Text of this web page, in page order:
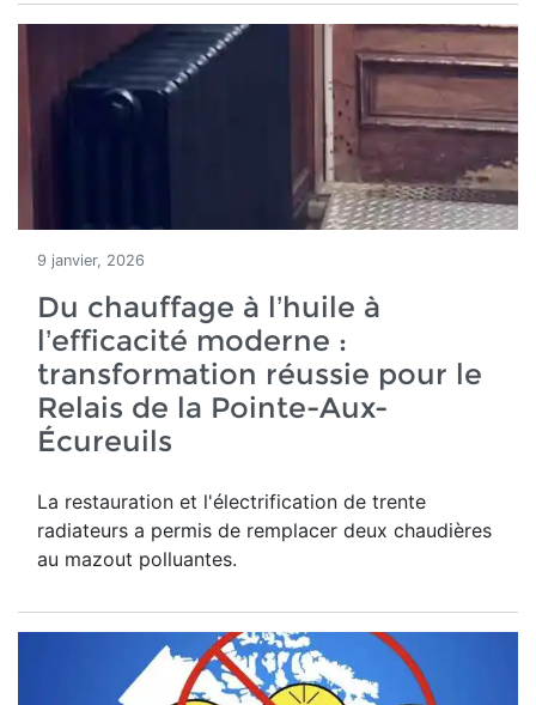
9 janvier, 2026
Du chauffage à l’huile à
l’efficacité moderne :
transformation réussie pour le
Relais de la Pointe-Aux-
Écureuils
La restauration et l'électrification de trente
radiateurs a permis de remplacer deux chaudières
au mazout polluantes.